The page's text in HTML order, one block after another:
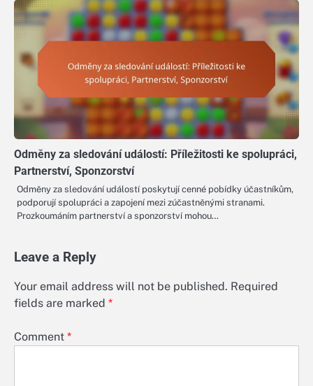
Odměny za sledování událostí: Příležitosti ke spolupráci,
Partnerství, Sponzorství
Odměny za sledování událostí poskytují cenné pobídky účastníkům,
podporují spolupráci a zapojení mezi zúčastněnými stranami.
Prozkoumáním partnerství a sponzorství mohou…
Leave a Reply
Your email address will not be published. Required
fields are marked *
Comment *